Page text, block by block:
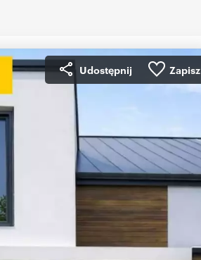
Udostępnij Zapisz